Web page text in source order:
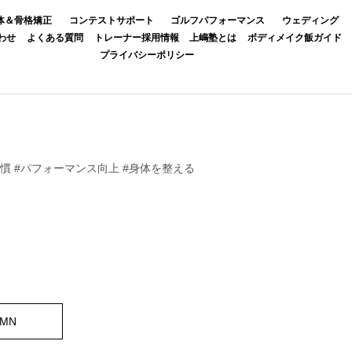
＆骨格矯正 コンテストサポート ゴルフパフォーマンス
ウェディング
せ よくある質問 トレーナー採用情報 上嶋塾とは
ボディメイク飯ガイド
プライバシーポリシー
#パフォーマンス向上 #身体を整える